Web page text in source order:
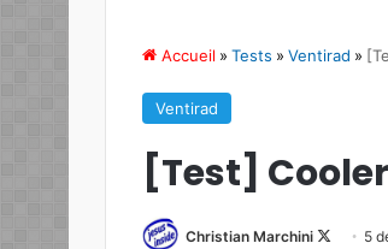
Accueil » Tests » Ventirad »
Ventirad
[Test]
Christian Marchini 5